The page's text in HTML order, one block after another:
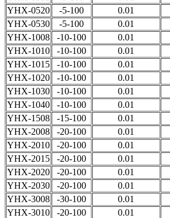
YHX-0520
-5-100 0.01
YHX-0530
-5-100 0.01
YHX-1008
-10-100 0.01
YHX-1010
-10-100 0.01
YHX-1015
-10-100 0.01
YHX-1020
-10-100 0.01
YHX-1030
-10-100 0.01
YHX-1040
-10-100 0.01
YHX-1508
-15-100 0.01
YHX-2008
-20-100 0.01
YHX-2010
-20-100 0.01
YHX-2015
-20-100 0.01
YHX-2020
-20-100 0.01
YHX-2030
-20-100 0.01
YHX-3008
-30-100 0.01
YHX-3010
-20-100 0.01